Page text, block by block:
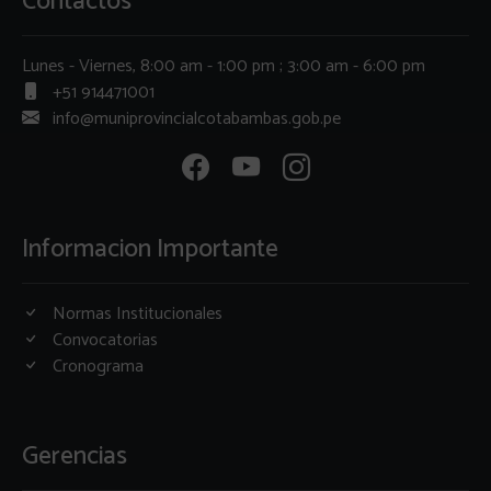
Lunes - Viernes, 8:00 am - 1:00 pm ; 3:00 am - 6:00 pm
+51 914471001
info@muniprovincialcotabambas.gob.pe
Informacion Importante
Normas Institucionales
Convocatorias
Cronograma
Gerencias